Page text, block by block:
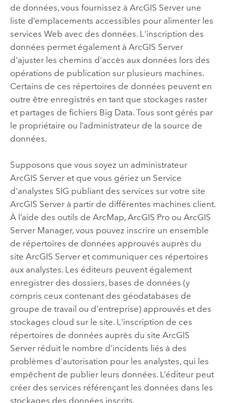
de données, vous fournissez à ArcGIS Serverune
liste d’emplacements accessibles pour alimenter les
services Web avec des données. L'inscription des
données permet également à ArcGIS Server
d'ajuster les chemins d'accès aux données lors des
opérations de publication sur plusieurs machines.
Certains de ces répertoires de données peuvent en
outre être enregistrés en tant que stockages raster
et partages de fichiers Big Data. Tous sont gérés par
le propriétaire ou l’administrateur de la source de
données.
Supposons que vous soyez un administrateur
ArcGIS Serveret que vous gériez un Service
d'analystes SIG publiant des services sur votre site
ArcGIS Serverà partir de différentes machines client.
À l’aide des outils de ArcMap, ArcGIS Proou ArcGIS
Server Manager, vous pouvez inscrire un ensemble
de répertoires de données approuvés auprès du
site ArcGIS Serveret communiquer ces répertoires
aux analystes. Les éditeurs peuvent également
enregistrer des dossiers, bases de données (y
compris ceux contenant des géodatabases de
groupe de travail ou d'entreprise) approuvés et des
stockages cloud sur le site. L'inscription de ces
répertoires de données auprès du site ArcGIS
Serverréduit le nombre d'incidents liés à des
problèmes d'autorisation pour les analystes, qui les
empêchent de publier leurs données. L’éditeur peut
créer des services référençant les données dans les
stockages des données inscrits.